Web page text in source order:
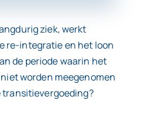
ziek, werkt
re-integratie en het loon
de periode waarin het
worden meegenomen
transitievergoeding?